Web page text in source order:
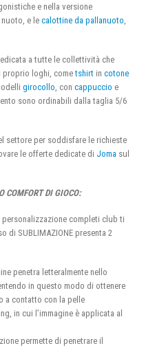
e nella versione
e le calottine da pallanuoto
a tutte le collettività che
proprio loghi, cometshirt in cotone
girocollo , con cappuccio e
sono ordinabili dalla taglia 5/6
settore per soddisfare le richieste
le offerte dedicate di Joma sul
COMFORT DI GIOCO:
completi club ti
di SUBLIMAZIONE presenta 2
penetra letteralmente nello
in questo modo di ottenere
a contatto con la pelle
in cui l’immagine è applicata al
permette di penetrare il